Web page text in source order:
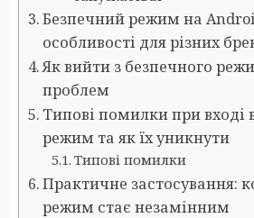
Безпечний режим на
особливості для різних
Як вийти з безпечного
проблем
Типові помилки при вході
режим та як їх уникнути
Типові помилки
Практичне застосування:
режим стає незамінним